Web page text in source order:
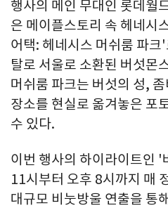
행사의 메인 무대인 롯데월
은 메이플스토리 속 헤네시
어택: 헤네시스 머쉬룸 파
탈로 서울로 소환된 버섯몬
머쉬룸 파크는 버섯의 성,
장소를 현실로 옮겨놓은 포
수 있다.
이번 행사의 하이라이트인
11시부터 오후 8시까지 매
대규모 비눗방울 연출을 통